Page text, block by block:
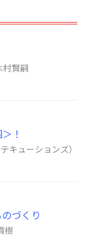
村賢嗣
！
ューションズ）
づくり
樹